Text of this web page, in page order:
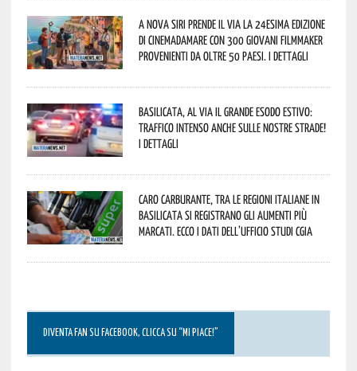
A Nova Siri prende il via la 24esima edizione
di Cinemadamare con 300 giovani filmmaker
provenienti da oltre 50 Paesi. I dettagli
Basilicata, al via il grande esodo estivo:
traffico intenso anche sulle nostre strade!
I dettagli
Caro carburante, tra le regioni italiane in
Basilicata si registrano gli aumenti più
marcati. Ecco i dati dell’Ufficio studi CGIA
DIVENTA FAN SU FACEBOOK, CLICCA SU “MI PIACE!”